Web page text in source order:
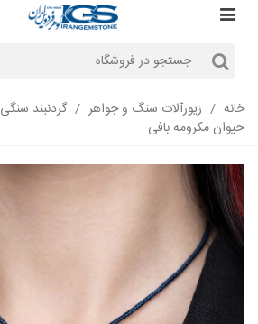
خانه / زیورآلات سنگ و جواهر / گردنبند سنگی
حیوان مکرومه بافی